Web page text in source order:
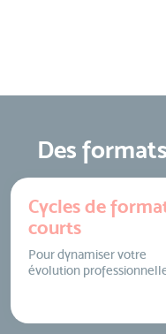
Des
Cycles de
courts
Pour dynamiser votre
évolution